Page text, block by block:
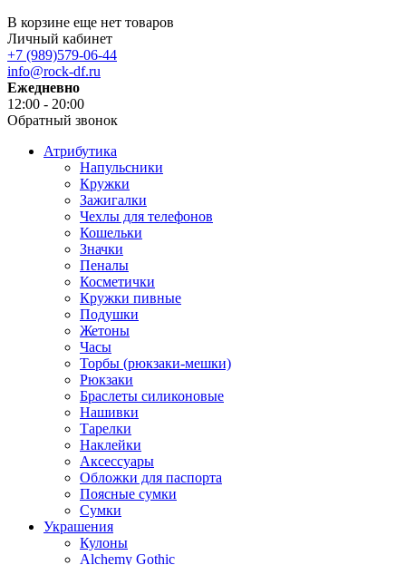
В корзине еще нет товаров
Личный кабинет
+7 (989)579-06-44
info@rock-df.ru
Ежедневно
12:00 - 20:00
Обратный звонок
Атрибутика
Напульсники
Кружки
Зажигалки
Чехлы для телефонов
Кошельки
Значки
Пеналы
Косметички
Кружки пивные
Подушки
Жетоны
Часы
Торбы (рюкзаки-мешки)
Рюкзаки
Браслеты силиконовые
Нашивки
Тарелки
Наклейки
Аксессуары
Обложки для паспорта
Поясные сумки
Сумки
Украшения
Кулоны
Alchemy Gothic